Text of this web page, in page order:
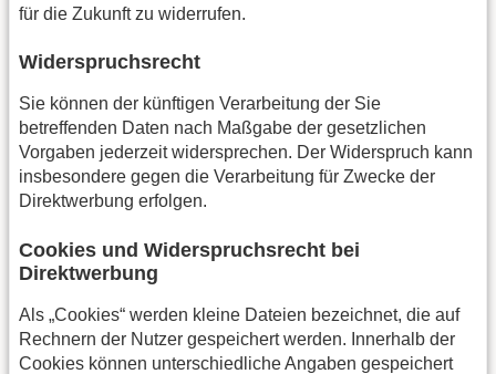
für die Zukunft zu widerrufen.
Widerspruchsrecht
Sie können der künftigen Verarbeitung der Sie
betreffenden Daten nach Maßgabe der gesetzlichen
Vorgaben jederzeit widersprechen. Der Widerspruch kann
insbesondere gegen die Verarbeitung für Zwecke der
Direktwerbung erfolgen.
Cookies und Widerspruchsrecht bei
Direktwerbung
Als „Cookies“ werden kleine Dateien bezeichnet, die auf
Rechnern der Nutzer gespeichert werden. Innerhalb der
Cookies können unterschiedliche Angaben gespeichert